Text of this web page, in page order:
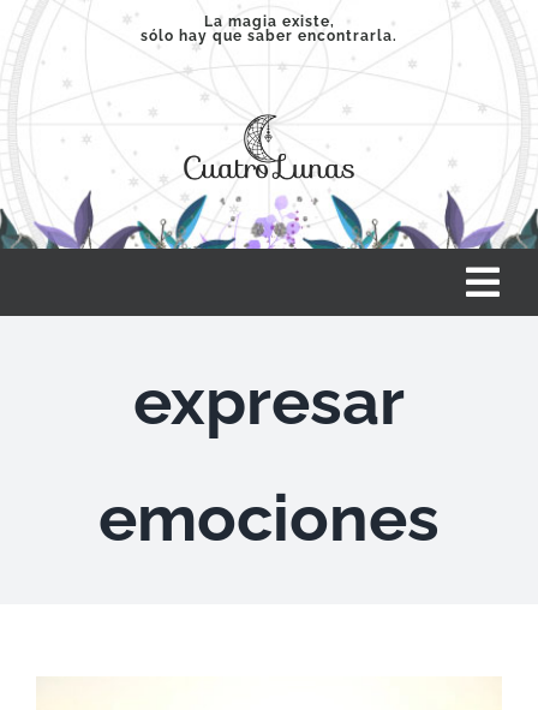
Saltar
contenido
La magia existe,
sólo hay que saber encontrarla.
expresar
emociones